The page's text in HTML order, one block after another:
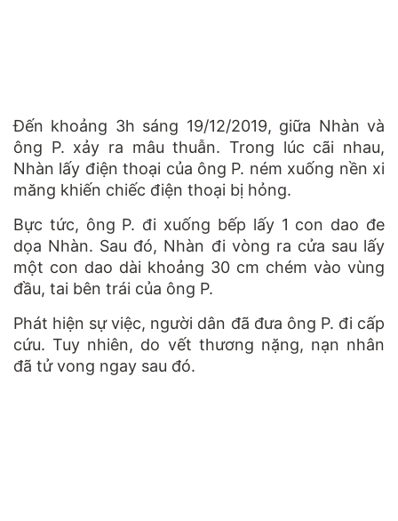
Đến khoảng 3h sáng 19/12/2019, giữa Nhàn và
ông P. xảy ra mâu thuẫn. Trong lúc cãi nhau,
Nhàn lấy điện thoại của ông P. ném xuống nền xi
măng khiến chiếc điện thoại bị hỏng.
Bực tức, ông P. đi xuống bếp lấy 1 con dao đe
dọa Nhàn. Sau đó, Nhàn đi vòng ra cửa sau lấy
một con dao dài khoảng 30 cm chém vào vùng
đầu, tai bên trái của ông P.
Phát hiện sự việc, người dân đã đưa ông P. đi cấp
cứu. Tuy nhiên, do vết thương nặng, nạn nhân
đã tử vong ngay sau đó.